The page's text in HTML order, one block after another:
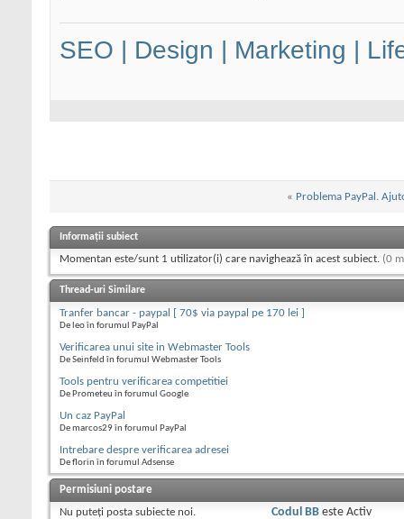
SEO | Design | Marketing |
« Problema PayPal.
Informații subiect
Momentan este/sunt 1 utilizator(i) care navighează în acest subiect. (0
Thread-uri Similare
Tranfer bancar - paypal [ 70$ via paypal pe 170 lei ]
De leo în forumul PayPal
Verificarea unui site in Webmaster Tools
De Seinfeld în forumul Webmaster Tools
Tools pentru verificarea competitiei
De Prometeu în forumul Google
Un caz PayPal
De marcos29 în forumul PayPal
Intrebare despre verificarea adresei
De florin în forumul Adsense
Permisiuni postare
Nu puteţi posta subiecte noi.
Codul BBeste Activ